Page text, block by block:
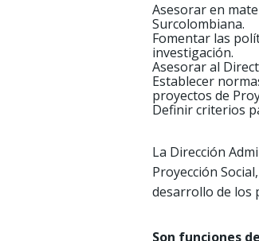
Asesorar en
Surcolombiana.
Fomentar las
investigación.
Asesorar al
Establecer
proyectos de
Definir criterios
La Dirección
Proyección
desarrollo de los
Son funciones